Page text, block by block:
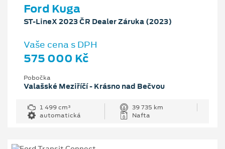
Ford Kuga
ST-LineX 2023 ČR Dealer Záruka (2023)
Vaše cena s DPH
575 000 Kč
Pobočka
Valašské Meziříčí - Krásno nad Bečvou
1 499 cm³
39 735 km
automatická
Nafta